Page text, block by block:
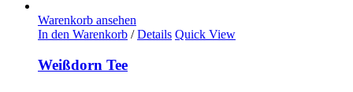
Warenkorb ansehen
In den Warenkorb / Details Quick View
Weißdorn Tee